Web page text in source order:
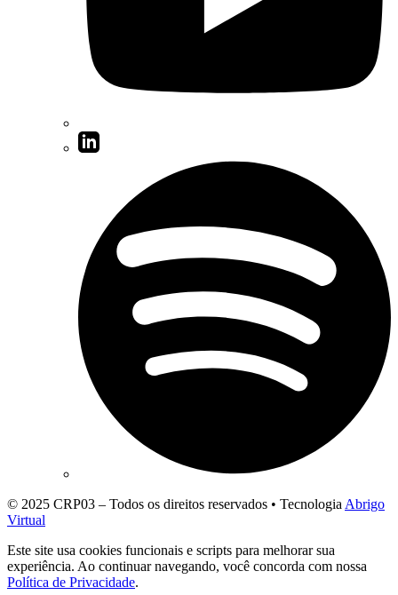
© 2025 CRP03 – Todos os direitos reservados • Tecnologia Abrigo
Virtual
Este site usa cookies funcionais e scripts para melhorar sua
experiência. Ao continuar navegando, você concorda com nossa
Política de Privacidade.